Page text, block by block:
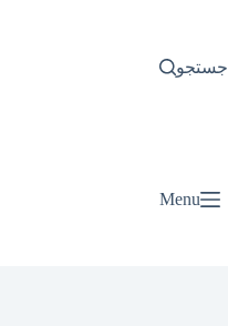
جستجو
Menu